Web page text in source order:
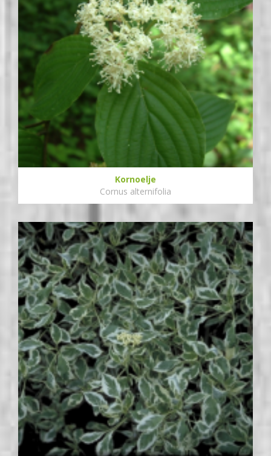
Kornoelje
Cornus alternifolia